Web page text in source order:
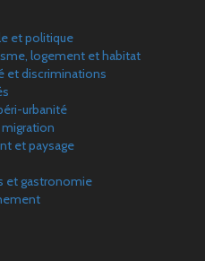
et politique
logement et habitat
et discriminations
urbanité
et paysage
et gastronomie